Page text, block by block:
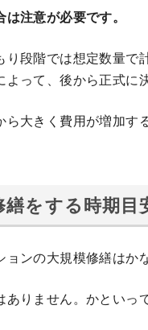
注意が必要です。
段階では想定数量
って、後から正式に
大きく費用が増加す
をする時期目
ンの大規模修繕はか
りません。かとい